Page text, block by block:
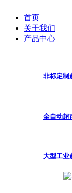
首页
关于我们
产品中心
非标定制
全自动超
大型工业